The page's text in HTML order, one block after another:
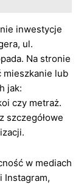
inwestycje
ul.
Na stronie
mieszkanie lub
jak:
czy metraż.
szczegółowe
w mediach
Instagram,